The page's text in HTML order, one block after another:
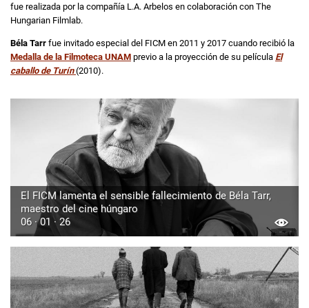
fue realizada por la compañía L.A. Arbelos en colaboración con The
Hungarian Filmlab.
Béla Tarr fue invitado especial del FICM en 2011 y 2017 cuando recibió la
Medalla de la Filmoteca UNAM previo a la proyección de su película El
caballo de Turín (2010).
El FICM lamenta el sensible fallecimiento de Béla Tarr,
maestro del cine húngaro
06 · 01 · 26